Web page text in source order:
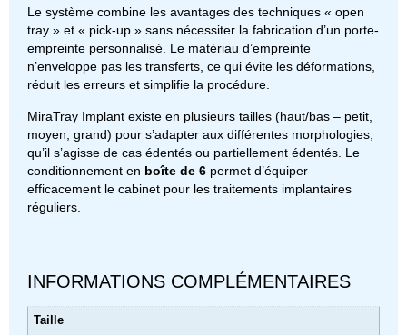
Le système combine les avantages des techniques « open
tray » et « pick-up » sans nécessiter la fabrication d’un porte-
empreinte personnalisé. Le matériau d’empreinte
n’enveloppe pas les transferts, ce qui évite les déformations,
réduit les erreurs et simplifie la procédure.
MiraTray Implant existe en plusieurs tailles (haut/bas – petit,
moyen, grand) pour s’adapter aux différentes morphologies,
qu’il s’agisse de cas édentés ou partiellement édentés. Le
conditionnement en boîte de 6 permet d’équiper
efficacement le cabinet pour les traitements implantaires
réguliers.
INFORMATIONS COMPLÉMENTAIRES
Taille